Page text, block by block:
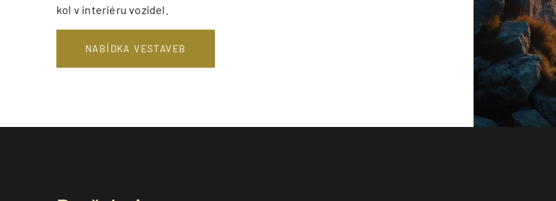
kol v interiéru vozidel.
NABÍDKA VESTAVEB